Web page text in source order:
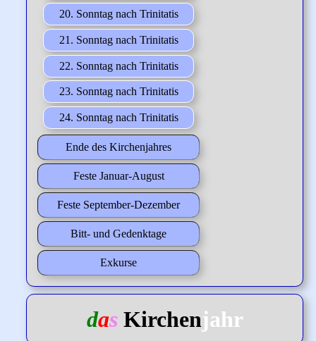
20. Sonntag nach Trinitatis
21. Sonntag nach Trinitatis
22. Sonntag nach Trinitatis
23. Sonntag nach Trinitatis
24. Sonntag nach Trinitatis
Ende des Kirchenjahres
Feste Januar-August
Feste September-Dezember
Bitt- und Gedenktage
Exkurse
das Kirchenjahr